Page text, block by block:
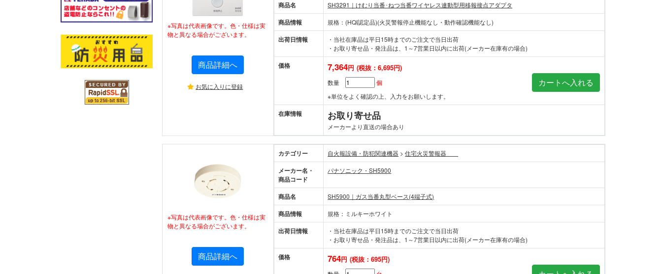
※写真は代表画像です。色・仕様は実
物と異なる場合がございます。
商品詳細へ
お気に入りに登録
商品名 SH3291｜けむり当番･ねつ当番ワイヤレス連動型用移報接点アダプタ
商品情報 規格：(HQI認定品)(火災警報停止機能なし・動作確認機能なし)
出荷日情報
・当社在庫品は平日15時までのご注文で当日出荷
・お取り寄せ品・発注品は、1～7営業日以内に出荷(メーカー在庫有の場合)
価格 7,364円 (税抜：6,695円)
数量
個
※単位をよく確認の上、入力をお願いします。
在庫情報 お取り寄せ品
メーカーより直送の場合あり
※写真は代表画像です。色・仕様は実
物と異なる場合がございます。
商品詳細へ
カテゴリー 自火報設備・防犯関連機器 > 住宅火災警報器
メーカー名・
商品コード
パナソニック・SH5900
商品名 SH5900｜ガス当番丸型ベース(4端子式)
商品情報 規格：ミルキーホワイト
出荷日情報
・当社在庫品は平日15時までのご注文で当日出荷
・お取り寄せ品・発注品は、1～7営業日以内に出荷(メーカー在庫有の場合)
価格 764円 (税抜：695円)